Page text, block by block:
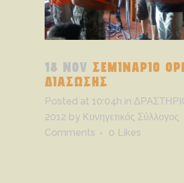
18 NOV ΣΕΜΙΝΑΡΙΟ
ΔΙΑΣΩΣΗΣ
Posted at 10:04h in
2012 by Κυνηγετικός Σύλλογος
Comments
0 Likes